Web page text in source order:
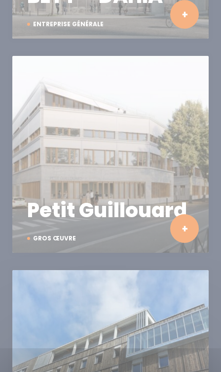
ENTREPRISE GÉNÉRALE
GROS ŒUVRE
Petit Guillouard